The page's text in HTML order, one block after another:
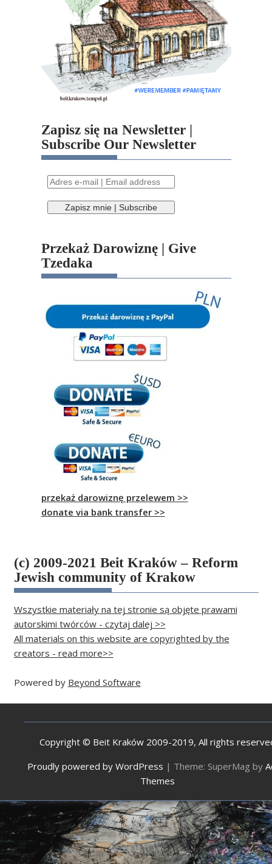
Zapisz się na Newsletter |
Subscribe Our Newsletter
Przekaż Darowiznę | Give
Tzedaka
przekaż darowiznę przelewem >>
donate via bank transfer >>
(c) 2009-2021 Beit Kraków – Reform
Jewish community of Krakow
Wszystkie materiały na tej stronie są objęte prawami
autorskimi twórców - czytaj dalej >>
All materials on this website are copyrighted by the
creators - read more>>
Powered by Beyond Software
Copyright © Beit Kraków 2009-2019, All rights
Proudly powered by WordPress | Theme: SuperMag by
Themes